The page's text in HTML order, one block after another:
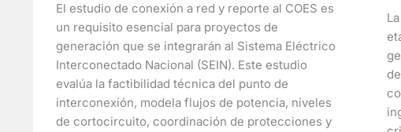
El estudio de conexión a red y reporte al COES es
un requisito esencial para proyectos de
generación que se integrarán al Sistema Eléctrico
Interconectado Nacional (SEIN). Este estudio
evalúa la factibilidad técnica del punto de
interconexión, modela flujos de potencia, niveles
de cortocircuito, coordinación de protecciones y